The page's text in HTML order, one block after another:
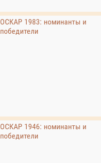
ОСКАР 1983: номинанты и
победители
ОСКАР 1946: номинанты и
победители